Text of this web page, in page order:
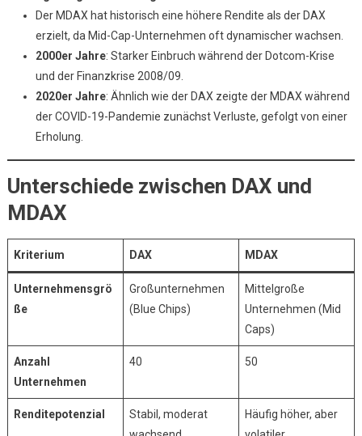
Der MDAX hat historisch eine höhere Rendite als der DAX
erzielt, da Mid-Cap-Unternehmen oft dynamischer wachsen.
2000er Jahre: Starker Einbruch während der Dotcom-Krise
und der Finanzkrise 2008/09.
2020er Jahre: Ähnlich wie der DAX zeigte der MDAX während
der COVID-19-Pandemie zunächst Verluste, gefolgt von einer
Erholung.
Unterschiede zwischen DAX und
MDAX
Kriterium DAX MDAX
Unternehmensgrö
ße
Großunternehmen
(Blue Chips)
Mittelgroße
Unternehmen (Mid
Caps)
Anzahl
Unternehmen
40 50
Renditepotenzial
Stabil, moderat
Häufig höher, aber